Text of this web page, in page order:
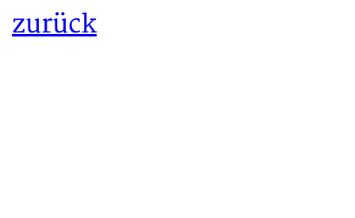
zurück